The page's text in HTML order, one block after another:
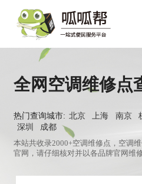
全网空调维修点
热门查询城市: 北京 上海 南京
深圳
成都
本站共收录2000+空调维修点，空调
官网，请仔细核对并以各品牌官网维